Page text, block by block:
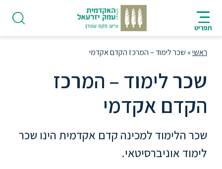
לתוכן
מרכזי
העמוד
תפריט
HE
פודקאסט
אודות
ראשי» שכר לימוד – המרכז הקדם אקדמי
שכר לימוד – המרכז
הקדם אקדמי
שכר הלימוד למכינה קדם אקדמית הינו שכר
לימוד אוניברסיטאי.